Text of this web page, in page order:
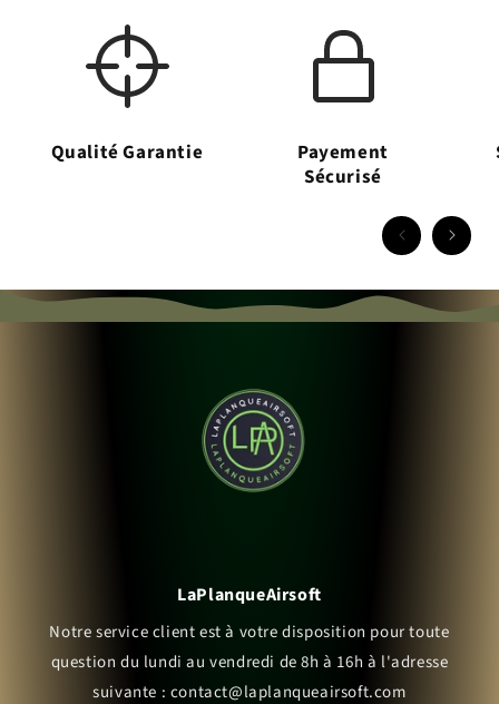
Qualité Garantie
Payement
Sécurisé
LaPlanqueAirsoft
Notre service client est à votre disposition pour toute
question du lundi au vendredi de 8h à 16h à l'adresse
suivante : contact@laplanqueairsoft.com